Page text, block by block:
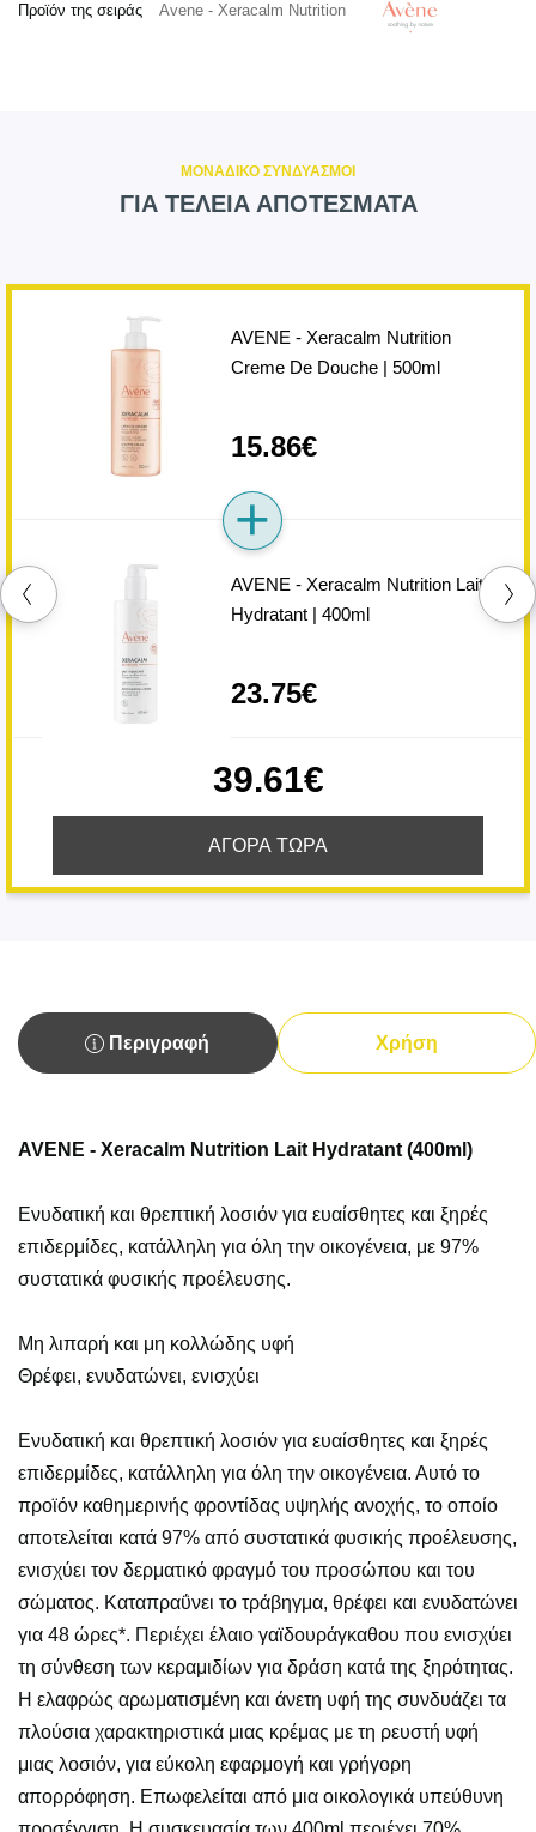
Προϊόν της σειράς Avene - Xeracalm Nutrition
ΜΟΝΑΔΙΚΟ ΣΥΝΔΥΑΣΜΟΙ
ΓΙΑ ΤΕΛΕΙΑ ΑΠΟΤΕΣΜΑΤΑ
AVENE - Xeracalm Nutrition
Creme De Douche | 500ml
15.86€
AVENE - Xeracalm Nutrition Lait
Hydratant | 400ml
23.75€
39.61€
ΑΓΟΡΑ ΤΩΡΑ
Περιγραφή Χρήση
AVENE - Xeracalm Nutrition Lait Hydratant (400ml)
Ενυδατική και θρεπτική λοσιόν για ευαίσθητες και ξηρές
επιδερμίδες, κατάλληλη για όλη την οικογένεια, με 97%
συστατικά φυσικής προέλευσης.
Μη λιπαρή και μη κολλώδης υφή
Θρέφει, ενυδατώνει, ενισχύει
Ενυδατική και θρεπτική λοσιόν για ευαίσθητες και ξηρές
επιδερμίδες, κατάλληλη για όλη την οικογένεια. Αυτό το
προϊόν καθημερινής φροντίδας υψηλής ανοχής, το οποίο
αποτελείται κατά 97% από συστατικά φυσικής προέλευσης,
ενισχύει τον δερματικό φραγμό του προσώπου και του
σώματος. Καταπραΰνει το τράβηγμα, θρέφει και ενυδατώνει
για 48 ώρες*. Περιέχει έλαιο γαϊδουράγκαθου που ενισχύει
τη σύνθεση των κεραμιδίων για δράση κατά της ξηρότητας.
Η ελαφρώς αρωματισμένη και άνετη υφή της συνδυάζει τα
πλούσια χαρακτηριστικά μιας κρέμας με τη ρευστή υφή
μιας λοσιόν, για εύκολη εφαρμογή και γρήγορη
απορρόφηση. Επωφελείται από μια οικολογικά υπεύθυνη